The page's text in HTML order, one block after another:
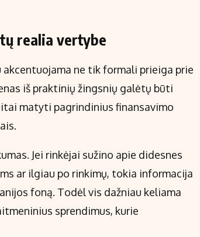
realia vertybe
ne tik formali prieiga prie
iš praktinių žingsnių galėtų būti
matyti pagrindinius finansavimo
Jei rinkėjai sužino apie didesnes
ar ilgiau po rinkimų, tokia informacija
foną. Todėl vis dažniau keliama
sprendimus, kurie